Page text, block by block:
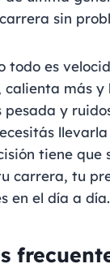
sin
todo es
calienta más y
pesada y
tiene que
carrera, tu
en el día a día.